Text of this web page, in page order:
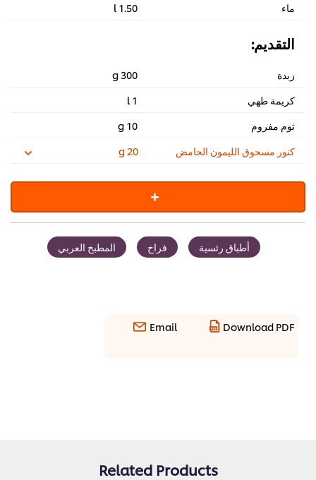
ماء 1.50 l
التقديم:
زبدة
300 g
كريمة طهي
ثوم مفروم
10 g
كنور مسحوق الليمون الحامض
20 g
أطباق رئسية فراخ المطبخ العربي
Download PDF
Email
Related Products